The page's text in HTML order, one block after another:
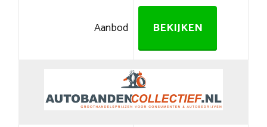
Aanbod BEKIJKEN